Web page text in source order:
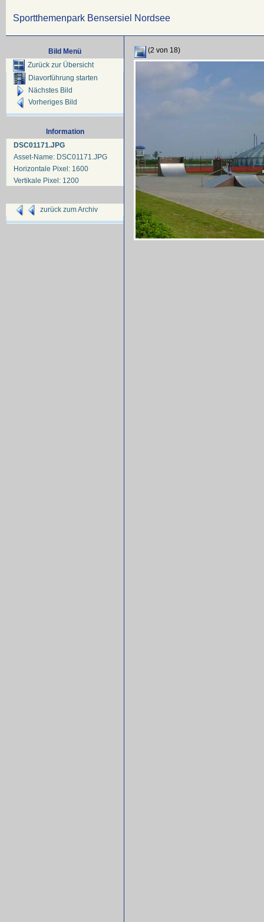
Sportthemenpark Bensersiel Nordsee
Bild Menü
Zurück zur Übersicht
Diavorführung starten
Nächstes Bild
Vorheriges Bild
Information
DSC01171.JPG
Asset-Name: DSC01171.JPG
Horizontale Pixel: 1600
Vertikale Pixel: 1200
zurück zum Archiv
(2 von 18)